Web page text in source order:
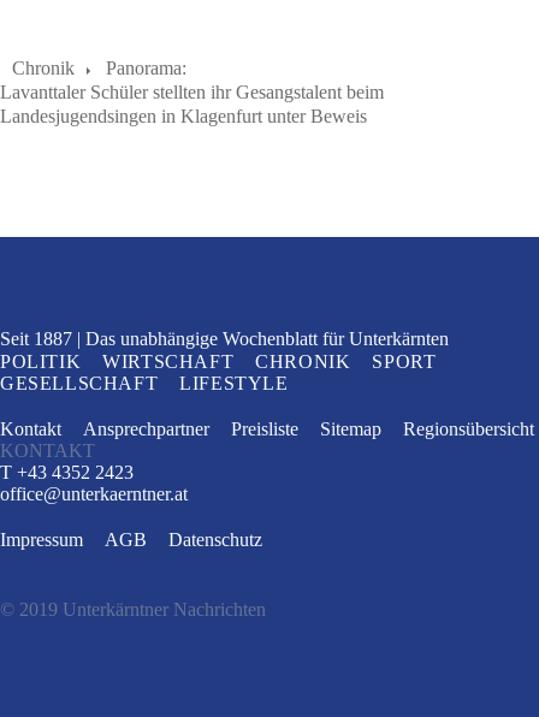
Chronik
Panorama:
Lavanttaler Schüler stellten ihr Gesangstalent beim
Landesjugendsingen in Klagenfurt unter Beweis
Seit 1887 Das unabhängige Wochenblatt für Unterkärnten
POLITIK
WIRTSCHAFT CHRONIK
SPORT
GESELLSCHAFT
LIFESTYLE
Kontakt Ansprechpartner Preisliste Sitemap
Regionsübersicht
KONTAKT
T +43 4352 2423
office@unterkaerntner.at
Impressum AGB Datenschutz
© 2019 Unterkärntner Nachrichten